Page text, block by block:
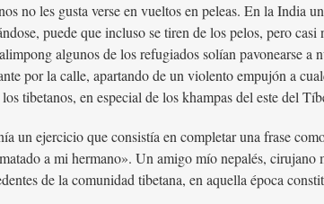
no les gusta verse en vueltos en peleas. En la India
puede que incluso se tiren de los pelos, pero casi
algunos de los refugiados solían pavonearse a
por la calle, apartando de un violento empujón a
tibetanos, en especial de los khampas del este del
un ejercicio que consistía en completar una frase
a mi hermano». Un amigo mío nepalés,
de la comunidad tibetana, en aquella época